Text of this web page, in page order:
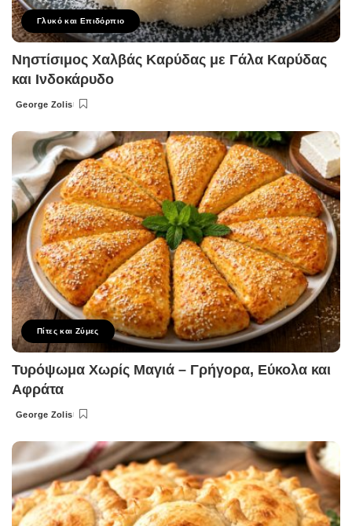
Γλυκό και Επιδόρπιο
Νηστίσιμος Χαλβάς Καρύδας με Γάλα Καρύδας
και Ινδοκάρυδο
Posted
George Zolis
Πίτες και Ζύμες
Τυρόψωμα Χωρίς Μαγιά – Γρήγορα, Εύκολα και
Αφράτα
Posted
George Zolis